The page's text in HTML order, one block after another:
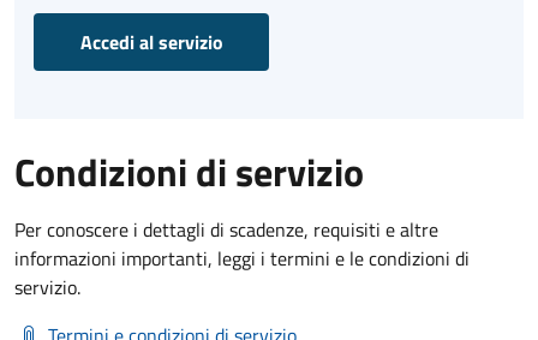
Accedi al servizio
Condizioni di servizio
Per conoscere i dettagli di scadenze, requisiti e altre
informazioni importanti, leggi i termini e le condizioni di
servizio.